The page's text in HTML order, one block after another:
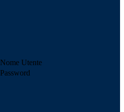
Nome Utente
Password